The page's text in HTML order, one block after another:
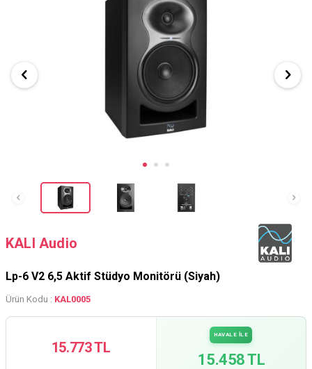
KALI Audio
Lp-6 V2 6,5 Aktif Stüdyo Monitörü (Siyah)
Ürün Kodu : KAL0005
15.773 TL
HAVALE İLE
15.458 TL